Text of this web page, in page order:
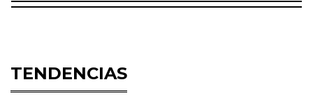
TENDENCIAS